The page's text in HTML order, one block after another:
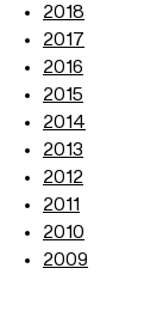
2018
2017
2016
2015
2014
2013
2012
2011
2010
2009